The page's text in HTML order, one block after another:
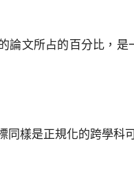
論文所占的百分比，是
樣是正規化的跨學科